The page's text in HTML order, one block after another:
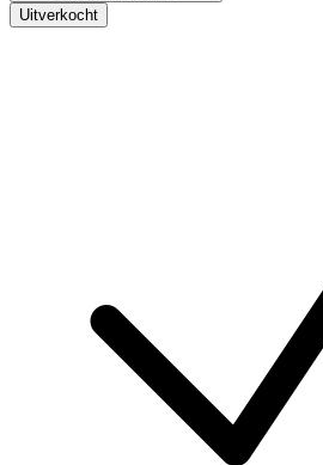
Uitverkocht